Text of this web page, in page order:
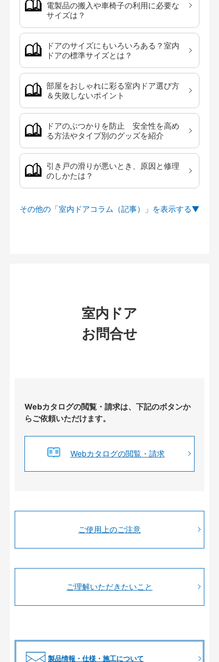
電製品の搬入や車椅子の利用に必要な
サイズは？
ドアのサイズにもいろいろある？室内
ドアの標準サイズとは？
部屋をおしゃれに彩る室内ドア選び方
＆失敗しないポイント
ドアのぶつかりを防止 安全性を高め
る方法やタイプ別のグッズを紹介
引き戸の滑りが悪いとき、原因と修理
のしかたは？
その他の「室内ドアコラム（記事）」を
室内ドア
お問合せ
Webカタログの閲覧・請求は、下記のボタンか
らご依頼いただけます。
Webカタログの閲覧・請求
ご使用上のご注意
ご理解いただきたいこと
製品情報・仕様・施工について